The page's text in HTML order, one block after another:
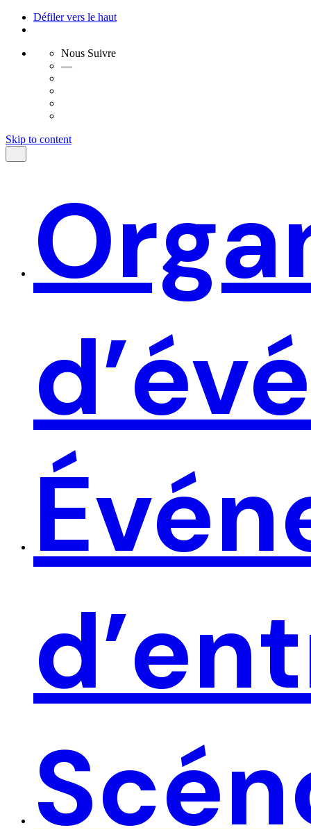
Défiler vers le haut
Nous Suivre
—
Skip to content